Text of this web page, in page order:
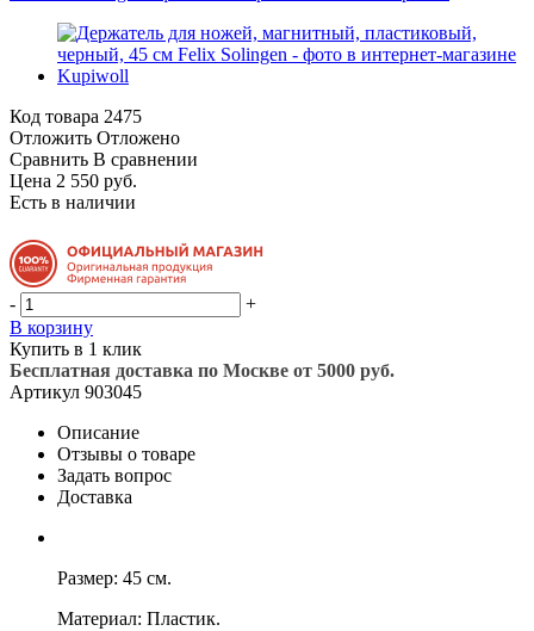
Код товара 2475
Отложить Отложено
Сравнить В сравнении
Цена 2 550 руб.
Есть в наличии
-
+
В корзину
Купить в 1 клик
Бесплатная доставка по Москве от 5000 руб.
Артикул 903045
Описание
Отзывы о товаре
Задать вопрос
Доставка
Размер: 45 см.
Материал: Пластик.